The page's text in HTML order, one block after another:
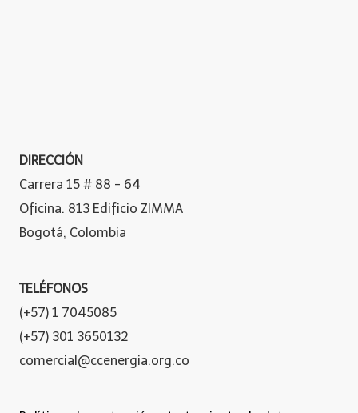
DIRECCIÓN
Carrera 15 # 88 - 64
Oficina. 813 Edificio ZIMMA
Bogotá, Colombia
TELÉFONOS
(+57) 1 7045085
(+57) 301 3650132
comercial@ccenergia.org.co